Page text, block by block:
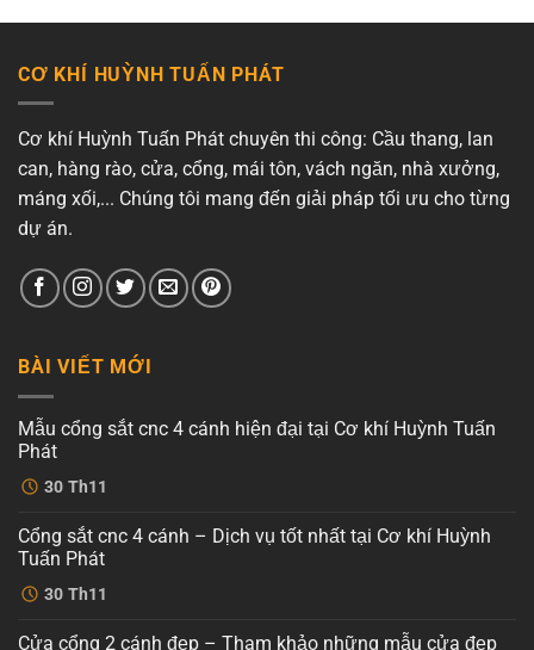
CƠ KHÍ HUỲNH TUẤN PHÁT
Cơ khí Huỳnh Tuấn Phát chuyên thi công: Cầu thang, lan
can, hàng rào, cửa, cổng, mái tôn, vách ngăn, nhà xưởng,
máng xối,... Chúng tôi mang đến giải pháp tối ưu cho từng
dự án.
BÀI VIẾT MỚI
30 Th11
Mẫu cổng sắt cnc 4 cánh hiện đại tại Cơ khí Huỳnh Tuấn
Phát
Không
có
ở
Mẫu
cổng
sắt
cnc
hiện
30 Th11
Cổng sắt cnc 4 cánh – Dịch vụ tốt nhất tại Cơ khí Huỳnh
Tuấn Phát
Không
có
ởCửa cổng 2 cánh đẹp – Tham khảo những mẫu cửa đẹp